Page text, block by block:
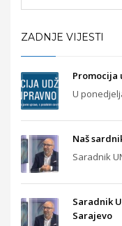
ZADNJE VIJESTI
Promocija
U
Naš
Saradnik
Saradnik
Sarajevo